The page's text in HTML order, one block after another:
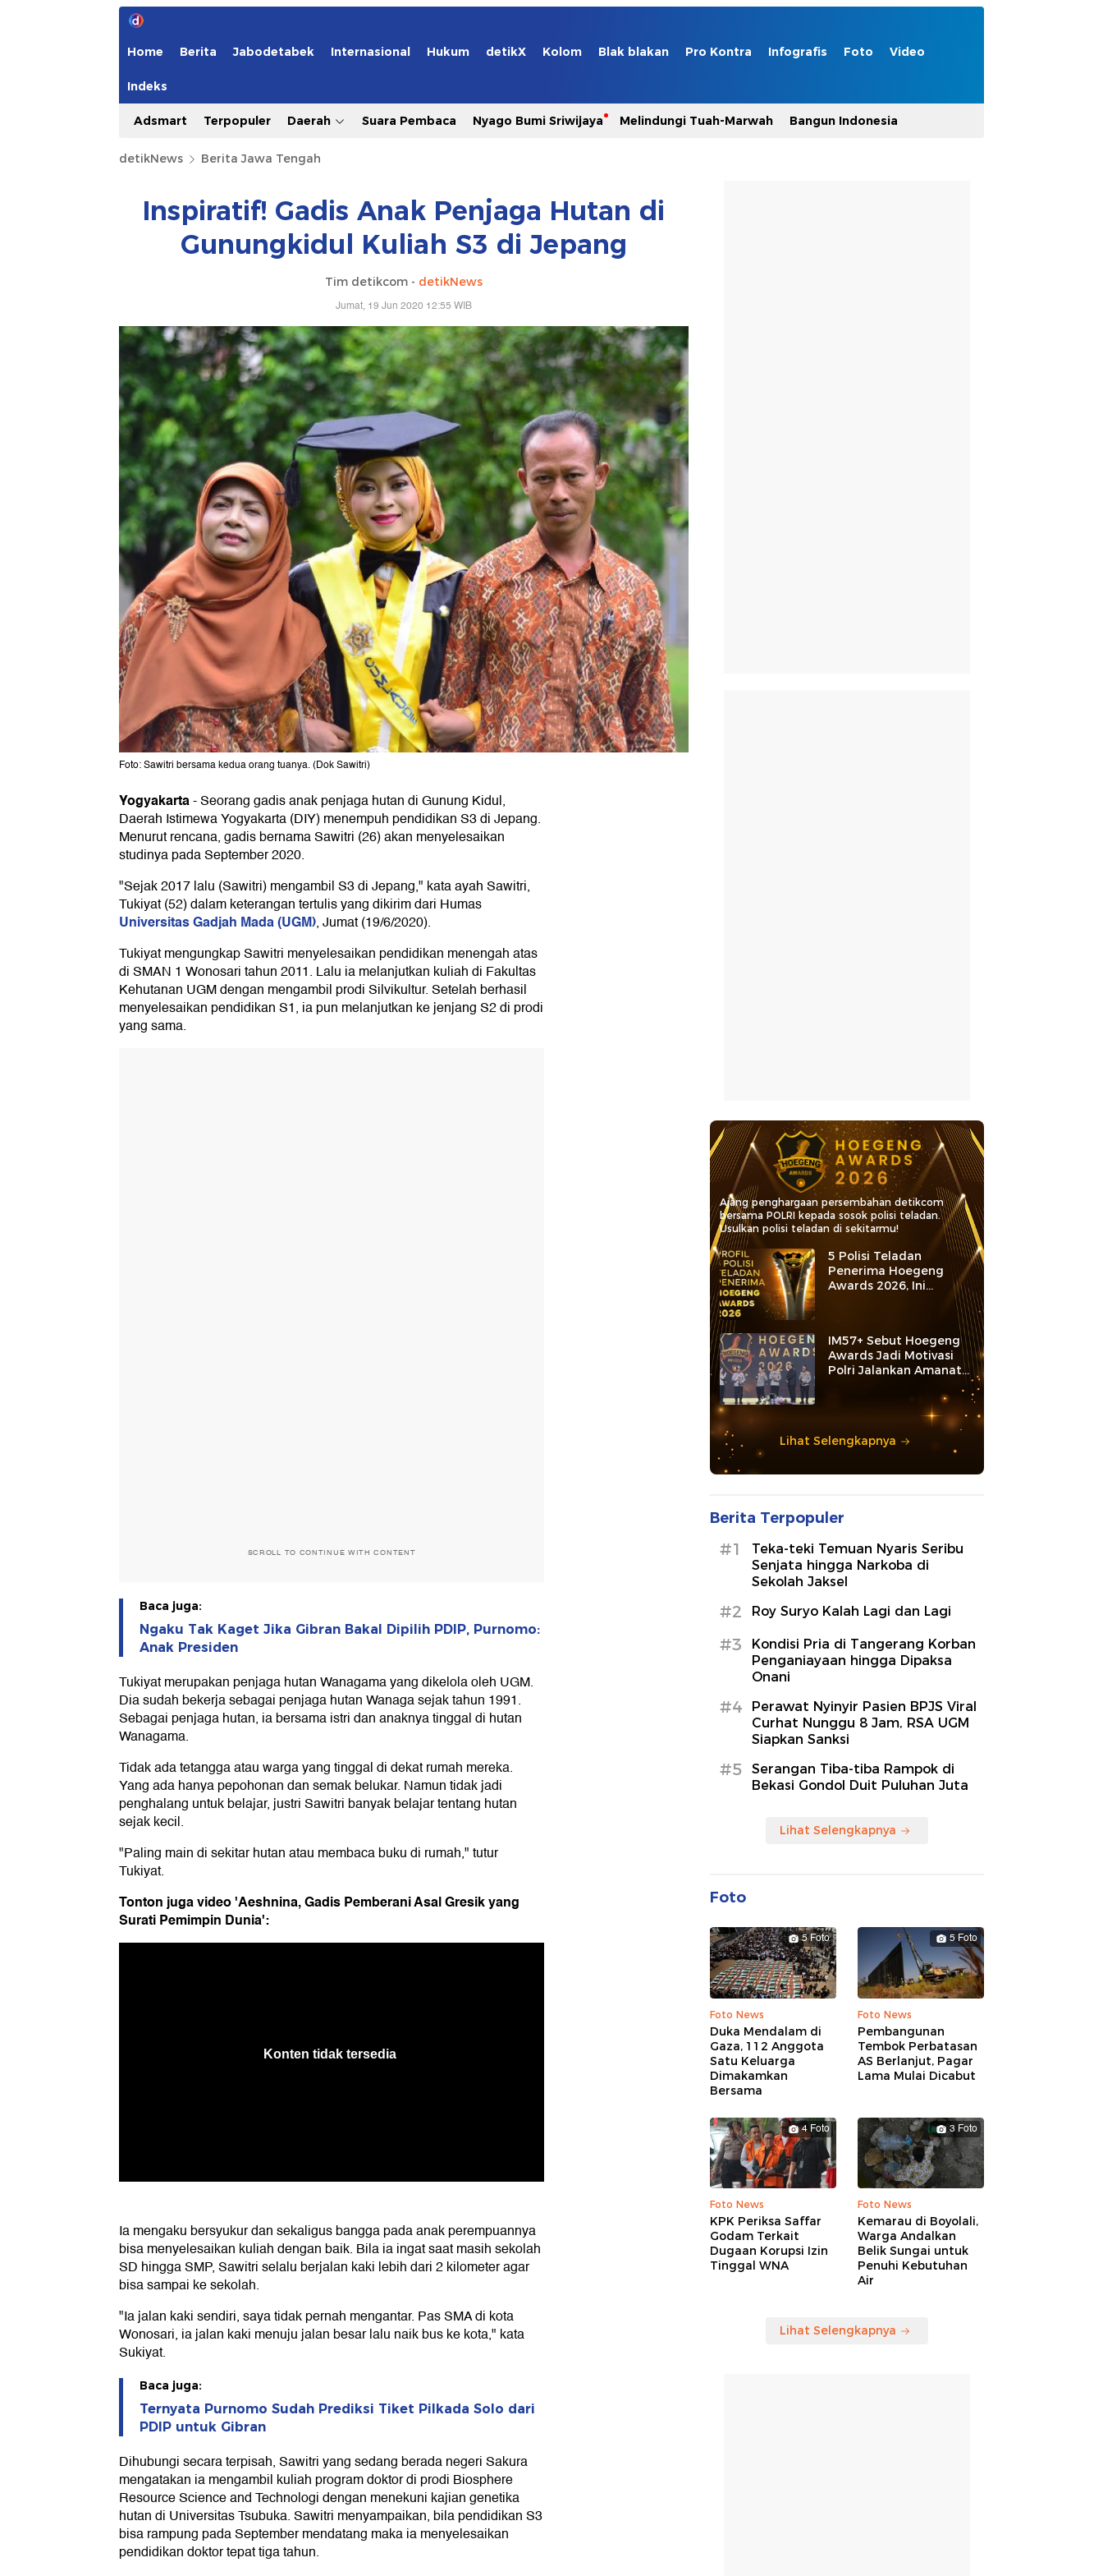
Home Berita Jabodetabek Internasional Hukum detikX Kolom Blak blakan Pro Kontra Infografis Foto Video
Indeks
Adsmart Terpopuler Daerah Suara Pembaca Nyago Bumi Sriwijaya Melindungi Tuah-Marwah Bangun Indonesia
detikNews Berita Jawa Tengah
Inspiratif! Gadis Anak Penjaga Hutan di
Gunungkidul Kuliah S3 di Jepang
Tim detikcom - detikNews
Jumat, 19 Jun 2020 12:55 WIB
Foto: Sawitri bersama kedua orang tuanya. (Dok Sawitri)
Yogyakarta-Seorang gadis anak penjaga hutan di Gunung Kidul,
Daerah Istimewa Yogyakarta (DIY) menempuh pendidikan S3 di Jepang.
Menurut rencana, gadis bernama Sawitri (26) akan menyelesaikan
studinya pada September 2020.
"Sejak 2017 lalu (Sawitri) mengambil S3 di Jepang," kata ayah Sawitri,
Tukiyat (52) dalam keterangan tertulis yang dikirim dari Humas
Universitas Gadjah Mada (UGM), Jumat (19/6/2020).
Tukiyat mengungkap Sawitri menyelesaikan pendidikan menengah atas
di SMAN 1 Wonosari tahun 2011. Lalu ia melanjutkan kuliah di Fakultas
Kehutanan UGM dengan mengambil prodi Silvikultur. Setelah berhasil
menyelesaikan pendidikan S1, ia pun melanjutkan ke jenjang S2 di prodi
yang sama.
SCROLL TO CONTINUE WITH CONTENT
Baca juga:
Ngaku Tak Kaget Jika Gibran Bakal Dipilih PDIP, Purnomo:
Anak Presiden
Tukiyat merupakan penjaga hutan Wanagama yang dikelola oleh UGM.
Dia sudah bekerja sebagai penjaga hutan Wanaga sejak tahun 1991.
Sebagai penjaga hutan, ia bersama istri dan anaknya tinggal di hutan
Wanagama.
Tidak ada tetangga atau warga yang tinggal di dekat rumah mereka.
Yang ada hanya pepohonan dan semak belukar. Namun tidak jadi
penghalang untuk belajar, justri Sawitri banyak belajar tentang hutan
sejak kecil.
"Paling main di sekitar hutan atau membaca buku di rumah," tutur
Tukiyat.
Tonton juga video 'Aeshnina, Gadis Pemberani Asal Gresik yang
Surati Pemimpin Dunia':
Ia mengaku bersyukur dan sekaligus bangga pada anak perempuannya
bisa menyelesaikan kuliah dengan baik. Bila ia ingat saat masih sekolah
SD hingga SMP, Sawitri selalu berjalan kaki lebih dari 2 kilometer agar
bisa sampai ke sekolah.
"Ia jalan kaki sendiri, saya tidak pernah mengantar. Pas SMA di kota
Wonosari, ia jalan kaki menuju jalan besar lalu naik bus ke kota," kata
Sukiyat.
Baca juga:
Ternyata Purnomo Sudah Prediksi Tiket Pilkada Solo dari
PDIP untuk Gibran
Dihubungi secara terpisah, Sawitri yang sedang berada negeri Sakura
mengatakan ia mengambil kuliah program doktor di prodi Biosphere
Resource Science and Technologi dengan menekuni kajian genetika
hutan di Universitas Tsubuka. Sawitri menyampaikan, bila pendidikan S3
bisa rampung pada September mendatang maka ia menyelesaikan
pendidikan doktor tepat tiga tahun.
Ajang penghargaan persembahan detikcom
bersama POLRI kepada sosok polisi teladan.
Usulkan polisi teladan di sekitarmu!
5 Polisi Teladan
Penerima Hoegeng
Awards 2026, Ini
Kategori dan Kiprahnya
IM57+ Sebut Hoegeng
Awards Jadi Motivasi
Polri Jalankan Amanat
Lihat Selengkapnya
Berita Terpopuler
#1
Teka-teki Temuan Nyaris Seribu
Senjata hingga Narkoba di
Sekolah Jaksel
#2 Roy Suryo Kalah Lagi dan Lagi
#3
Kondisi Pria di Tangerang Korban
Penganiayaan hingga Dipaksa
Onani
#4
Perawat Nyinyir Pasien BPJS Viral
Curhat Nunggu 8 Jam, RSA UGM
Siapkan Sanksi
#5
Serangan Tiba-tiba Rampok di
Bekasi Gondol Duit Puluhan Juta
Lihat Selengkapnya
Foto
5 Foto
Foto News
Duka Mendalam di
Gaza, 112 Anggota
Satu Keluarga
Dimakamkan
Bersama
5 Foto
Foto News
Pembangunan
Tembok Perbatasan
AS Berlanjut, Pagar
Lama Mulai Dicabut
4 Foto
Foto News
KPK Periksa Saffar
Godam Terkait
Dugaan Korupsi Izin
Tinggal WNA
3 Foto
Foto News
Kemarau di Boyolali,
Warga Andalkan
Belik Sungai untuk
Penuhi Kebutuhan
Air
Lihat Selengkapnya